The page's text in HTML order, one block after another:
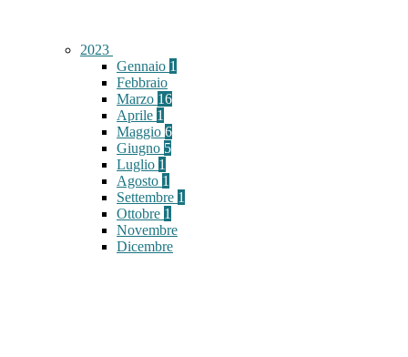
2023
Gennaio 1
Febbraio
Marzo 16
Aprile 1
Maggio 6
Giugno 5
Luglio 1
Agosto 1
Settembre 1
Ottobre 1
Novembre
Dicembre